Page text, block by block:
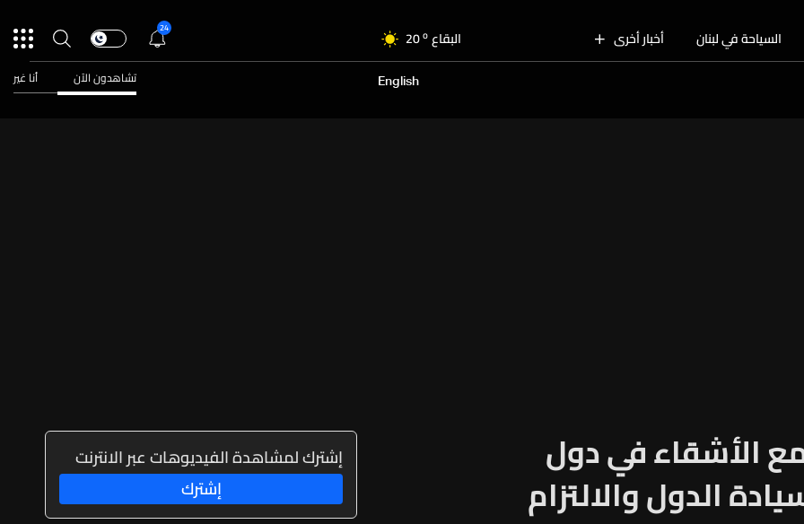
السياحة في لبنان أخبار أخرى البقاع 20o
الجنوب 24o
25
24
English تشاهدون الآن أنا غير
الأشقاء في دول
الدول والالتزام
إشترك لمشاهدة الفيديوهات عبر الانترنت
إشترك